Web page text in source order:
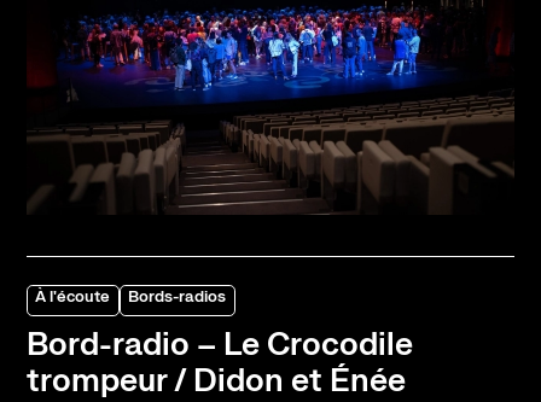
À l'écoute Bords-radios
Bord-radio – Le Crocodile
trompeur / Didon et Énée